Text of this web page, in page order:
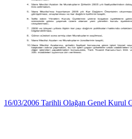
16/03/2006 Tarihli Olağan Genel Kurul